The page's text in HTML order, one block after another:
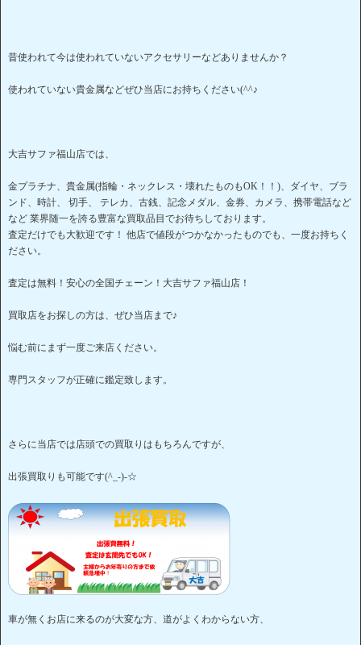
昔使われて今は使われていないアクセサリーなどありませんか？
使われていない貴金属などぜひ当店にお持ちください(^^♪
大吉サファ福山店では、
金プラチナ、貴金属(指輪・ネックレス・壊れたものもOK！！)、ダイヤ、ブラ
ンド、時計、 切手、 テレカ、古銭、記念メダル、金券、カメラ、携帯電話など
など 業界随一を誇る豊富な買取品目でお待ちしております。
査定だけでも大歓迎です！ 他店で値段がつかなかったものでも、一度お持ちく
ださい。
査定は無料！安心の全国チェーン！大吉サファ福山店！
買取店をお探しの方は、ぜひ当店まで♪
悩む前にまず一度ご来店ください。
専門スタッフが正確に鑑定致します。
さらに当店では店頭での買取りはもちろんですが、
出張買取りも可能です(^_-)-☆
車が無くお店に来るのが大変な方、道がよくわからない方、